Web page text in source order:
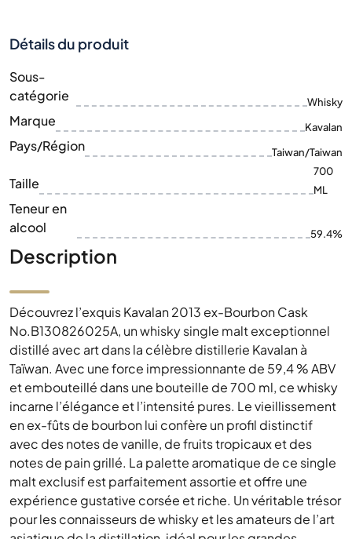
Détails du produit
Sous-
catégorie
Whisky
Marque Kavalan
Pays/Région Taiwan/Taiwan
Taille
700
ML
Teneur en
alcool
59.4%
Description
Découvrez l’exquis Kavalan 2013 ex-Bourbon Cask
No.B130826025A, un whisky single malt exceptionnel
distillé avec art dans la célèbre distillerie Kavalan à
Taïwan. Avec une force impressionnante de 59,4 % ABV
et embouteillé dans une bouteille de 700 ml, ce whisky
incarne l’élégance et l’intensité pures. Le vieillissement
en ex-fûts de bourbon lui confère un profil distinctif
avec des notes de vanille, de fruits tropicaux et des
notes de pain grillé. La palette aromatique de ce single
malt exclusif est parfaitement assortie et offre une
expérience gustative corsée et riche. Un véritable trésor
pour les connaisseurs de whisky et les amateurs de l’art